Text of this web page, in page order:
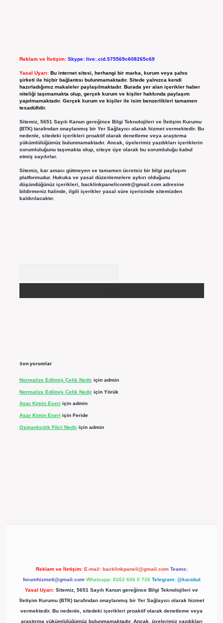
Reklam ve İletişim: Skype: live:.cid.575569c608265c69
Yasal Uyarı: Bu internet sitesi, herhangi bir marka, kurum veya şahıs
şirketi ile hiçbir bağlantısı bulunmamaktadır. Sitede yalnızca kendi
hazırladığımız makaleler paylaşılmaktadır. Burada yer alan içerikler haber
niteliği taşımamakta olup, gerçek kurum ve kişiler hakkında paylaşım
yapılmamaktadır. Gerçek kurum ve kişiler ile isim benzerlikleri tamamen
tesadüfidir.
Sitemiz, 5651 Sayılı Kanun gereğince Bilgi Teknolojileri ve İletişim Kurumu
(BTK) tarafından onaylanmış bir Yer Sağlayıcı olarak hizmet vermektedir. Bu
nedenle, sitedeki içerikleri proaktif olarak denetleme veya araştırma
yükümlülüğümüz bulunmamaktadır. Ancak, üyelerimiz yazdıkları içeriklerin
sorumluluğunu taşımakta olup, siteye üye olarak bu sorumluluğu kabul
etmiş sayılırlar.
Sitemiz, kar amacı gütmeyen ve tamamen ücretsiz bir bilgi paylaşım
platformudur. Hukuka ve yasal düzenlemelere aykırı olduğunu
düşündüğünüz içerikleri, backlinkpanelicomtr@gmail.comadresine
bildirmeniz halinde, ilgili içerikler yasal süre içerisinde sitemizden
kaldırılacaktır.
Son yorumlar
Normalize Edilmiş Çelik Nediriçin admin
Normalize Edilmiş Çelik Nediriçin Yörük
Asar Kimin Eseri için admin
Asar Kimin Eseri için Feride
Osmanlıcılık Fikri Nediriçin admin
Reklam ve İletişim: E-mail: backlinkpaneli@gmail.com Teams:
forumhizmeti@gmail.com Whatsapp: 0262 606 0 726 Telegram: @karabul
Yasal Uyarı: Sitemiz, 5651 Sayılı Kanun gereğince Bilgi Teknolojileri ve
İletişim Kurumu (BTK) tarafından onaylanmış bir Yer Sağlayıcı olarak hizmet
vermektedir. Bu nedenle, sitedeki içerikleri proaktif olarak denetleme veya
araştırma yükümlülüğümüz bulunmamaktadır. Ancak, üyelerimiz yazdıkları